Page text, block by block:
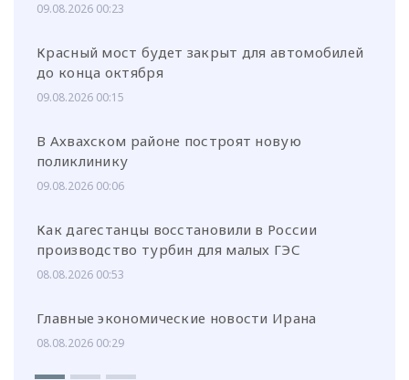
09.08.2026 00:23
Красный мост будет закрыт для автомобилей
до конца октября
09.08.2026 00:15
В Ахвахском районе построят новую
поликлинику
09.08.2026 00:06
Как дагестанцы восстановили в России
производство турбин для малых ГЭС
08.08.2026 00:53
Главные экономические новости Ирана
08.08.2026 00:29